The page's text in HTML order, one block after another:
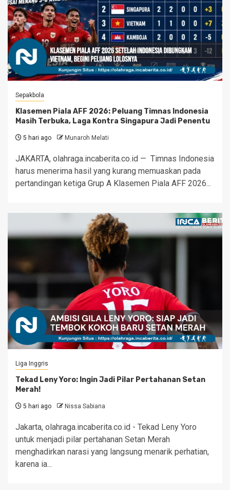
Sepakbola
Klasemen Piala AFF 2026: Peluang Timnas Indonesia
Masih Terbuka, Laga Kontra Singapura Jadi Penentu
5 hari ago Munaroh Melati
JAKARTA, olahraga.incaberita.co.id — Timnas Indonesia
harus menerima hasil yang kurang memuaskan pada
pertandingan ketiga Grup A Klasemen Piala AFF 2026...
Liga Inggris
Tekad Leny Yoro: Ingin Jadi Pilar Pertahanan Setan
Merah!
5 hari ago Nissa Sabiana
Jakarta, olahraga.incaberita.co.id - Tekad Leny Yoro
untuk menjadi pilar pertahanan Setan Merah
menghadirkan narasi yang langsung menarik perhatian,
karena ia...